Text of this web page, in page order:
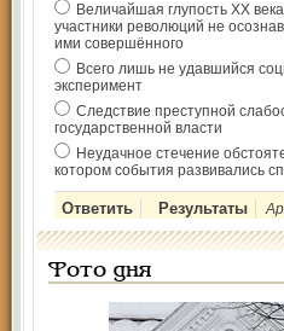
Величайшая глупость ХХ
участники революций не
ими совершённого
Всего лишь не удавшийся
эксперимент
Следствие преступной
государственной власти
Неудачное стечение
котором события развивались
Фото дня